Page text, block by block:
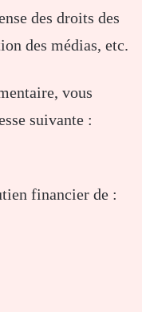
des droits des
des médias, etc.
vous
suivante :
financier de :